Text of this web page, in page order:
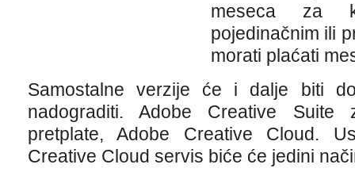
meseca za
pojedinačnim ili
morati plaćati
Samostalne verzije će i dalje biti
nadograditi. Adobe Creative
pretplate, Adobe Creative Cloud.
Creative Cloud servis biće će jedini